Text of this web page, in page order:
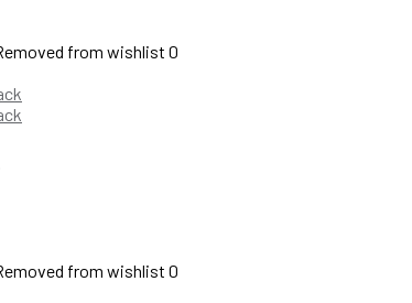
from wishlist 0
from wishlist 0